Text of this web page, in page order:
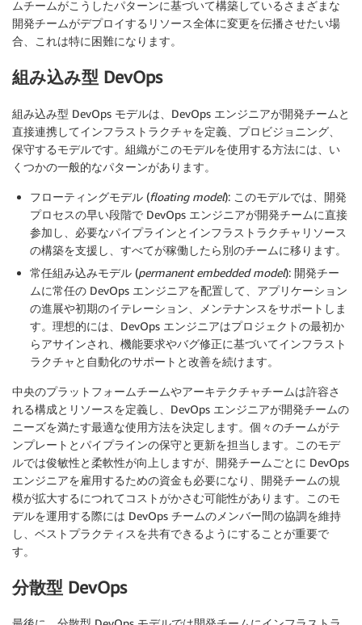
ムチームがこうしたパターンに基づいて構築しているさまざまな
開発チームがデプロイするリソース全体に変更を伝播させたい場
合、これは特に困難になります。
組み込み型 DevOps
組み込み型 DevOps モデルは、DevOps エンジニアが開発チームと
直接連携してインフラストラクチャを定義、プロビジョニング、
保守するモデルです。組織がこのモデルを使用する方法には、い
くつかの一般的なパターンがあります。
フローティングモデル (floating model): このモデルでは、開発
プロセスの早い段階で DevOps エンジニアが開発チームに直接
参加し、必要なパイプラインとインフラストラクチャリソース
の構築を支援し、すべてが稼働したら別のチームに移ります。
常任組み込みモデル (permanent embedded model): 開発チー
ムに常任の DevOps エンジニアを配置して、アプリケーション
の進展や初期のイテレーション、メンテナンスをサポートしま
す。理想的には、DevOps エンジニアはプロジェクトの最初か
らアサインされ、機能要求やバグ修正に基づいてインフラスト
ラクチャと自動化のサポートと改善を続けます。
中央のプラットフォームチームやアーキテクチャチームは許容さ
れる構成とリソースを定義し、DevOps エンジニアが開発チームの
ニーズを満たす最適な使用方法を決定します。個々のチームがテ
ンプレートとパイプラインの保守と更新を担当します。このモデ
ルでは俊敏性と柔軟性が向上しますが、開発チームごとに DevOps
エンジニアを雇用するための資金も必要になり、開発チームの規
模が拡大するにつれてコストがかさむ可能性があります。このモ
デルを運用する際には DevOps チームのメンバー間の協調を維持
し、ベストプラクティスを共有できるようにすることが重要で
す。
分散型 DevOps